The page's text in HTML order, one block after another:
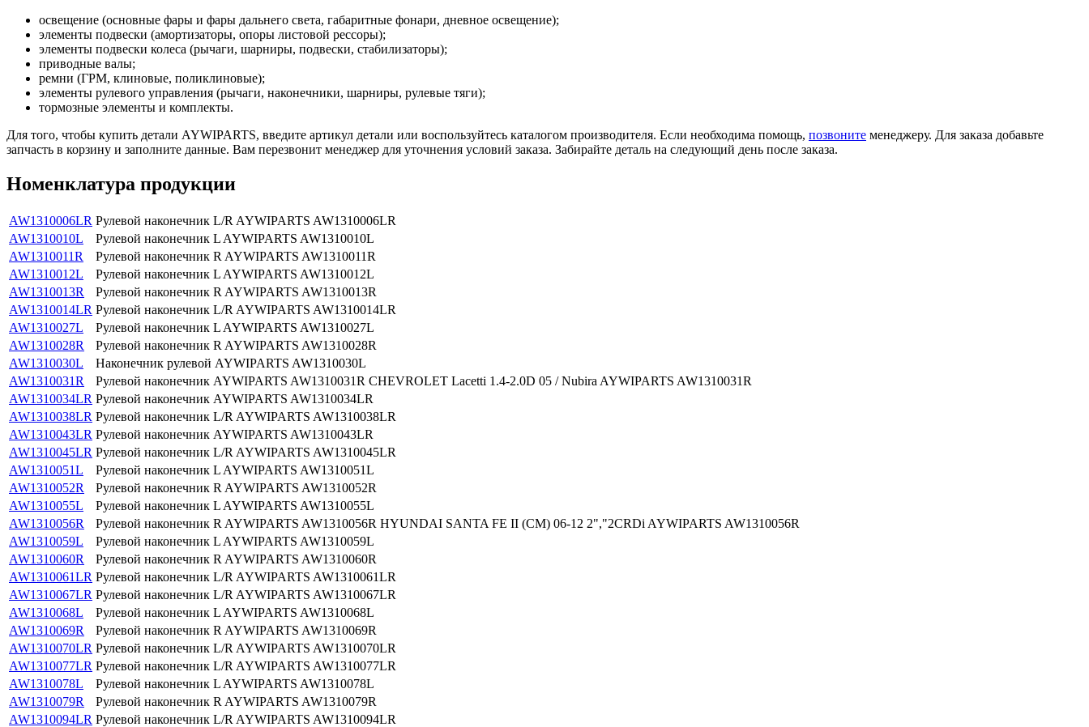
освещение (основные фары и фары дальнего света, габаритные фонари, дневное освещение);
элементы подвески (амортизаторы, опоры листовой рессоры);
элементы подвески колеса (рычаги, шарниры, подвески, стабилизаторы);
приводные валы;
ремни (ГРМ, клиновые, поликлиновые);
элементы рулевого управления (рычаги, наконечники, шарниры, рулевые тяги);
тормозные элементы и комплекты.
Для того, чтобы купить детали AYWIPARTS, введите артикул детали или воспользуйтесь каталогом производителя. Если необходима помощь, позвоните менеджеру. Для заказа добавьте
запчасть в корзину и заполните данные. Вам перезвонит менеджер для уточнения условий заказа. Забирайте деталь на следующий день после заказа.
Номенклатура продукции
AW1310006LR Рулевой наконечник L/R AYWIPARTS AW1310006LR
AW1310010L
Рулевой наконечник L AYWIPARTS AW1310010L
AW1310011R
Рулевой наконечник R AYWIPARTS AW1310011R
AW1310012L
Рулевой наконечник L AYWIPARTS AW1310012L
AW1310013R
Рулевой наконечник R AYWIPARTS AW1310013R
AW1310014LR Рулевой наконечник L/R AYWIPARTS AW1310014LR
AW1310027L
Рулевой наконечник L AYWIPARTS AW1310027L
AW1310028R
Рулевой наконечник R AYWIPARTS AW1310028R
AW1310030L
Наконечник рулевой AYWIPARTS AW1310030L
AW1310031R
Рулевой наконечник AYWIPARTS AW1310031R CHEVROLET Lacetti 1.4-2.0D 05 / Nubira AYWIPARTS AW1310031R
AW1310034LR Рулевой наконечник AYWIPARTS AW1310034LR
AW1310038LR Рулевой наконечник L/R AYWIPARTS AW1310038LR
AW1310043LR Рулевой наконечник AYWIPARTS AW1310043LR
AW1310045LR Рулевой наконечник L/R AYWIPARTS AW1310045LR
AW1310051L
Рулевой наконечник L AYWIPARTS AW1310051L
AW1310052R
Рулевой наконечник R AYWIPARTS AW1310052R
AW1310055L
Рулевой наконечник L AYWIPARTS AW1310055L
AW1310056R
Рулевой наконечник R AYWIPARTS AW1310056R HYUNDAI SANTA FE II (CM) 06-12 2","2CRDi AYWIPARTS AW1310056R
AW1310059L
Рулевой наконечник L AYWIPARTS AW1310059L
AW1310060R
Рулевой наконечник R AYWIPARTS AW1310060R
AW1310061LR Рулевой наконечник L/R AYWIPARTS AW1310061LR
AW1310067LR Рулевой наконечник L/R AYWIPARTS AW1310067LR
AW1310068L
Рулевой наконечник L AYWIPARTS AW1310068L
AW1310069R
Рулевой наконечник R AYWIPARTS AW1310069R
AW1310070LR Рулевой наконечник L/R AYWIPARTS AW1310070LR
AW1310077LR Рулевой наконечник L/R AYWIPARTS AW1310077LR
AW1310078L
Рулевой наконечник L AYWIPARTS AW1310078L
AW1310079R
Рулевой наконечник R AYWIPARTS AW1310079R
AW1310094LR Рулевой наконечник L/R AYWIPARTS AW1310094LR